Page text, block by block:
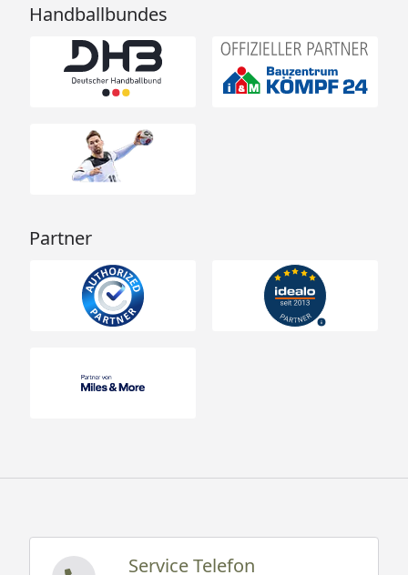
Handballbundes
Partner
Service Telefon